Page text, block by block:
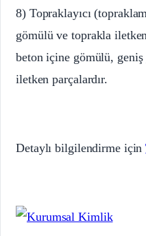
8) Topraklayıcı
gömülü ve toprakla
beton içine gömülü, geniş
iletken parçalardır.
Detaylı bilgilendirme için